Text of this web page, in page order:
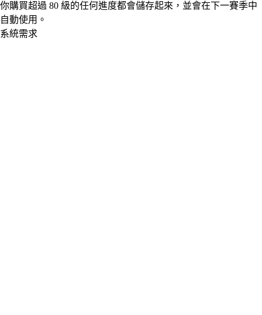
你購買超過 80 級的任何進度都會儲存起來，並會在下一賽季中
自動使用。
系統需求